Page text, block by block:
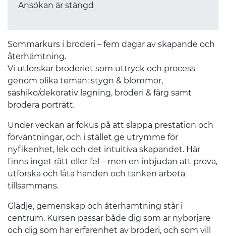
Ansökan är stängd
Sommarkurs i broderi – fem dagar av skapande och
återhämtning.
Vi utforskar broderiet som uttryck och process
genom olika teman: stygn & blommor,
sashiko/dekorativ lagning, broderi & färg samt
brodera porträtt.
Under veckan är fokus på att släppa prestation och
förväntningar, och i stället ge utrymme för
nyfikenhet, lek och det intuitiva skapandet. Här
finns inget rätt eller fel – men en inbjudan att prova,
utforska och låta handen och tanken arbeta
tillsammans.
Glädje, gemenskap och återhämtning står i
centrum. Kursen passar både dig som är nybörjare
och dig som har erfarenhet av broderi, och som vill